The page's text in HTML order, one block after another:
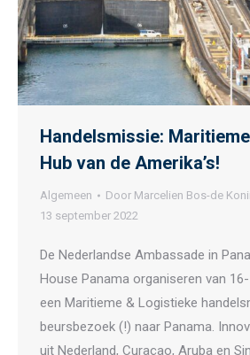
Handelsmissie:
Hub van de Amerika’s!
Algemeen Door Marcelien Bos-de
13 september 2022
De Nederlandse Ambassade in
House Panama organiseren van
een Maritieme & Logistieke
beursbezoek (!) naar Panama.
uit Nederland, Curaçao, Aruba en